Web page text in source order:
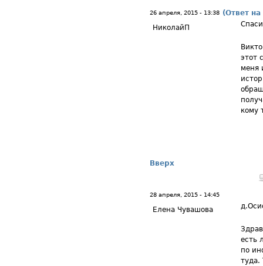
26 апреля, 2015 - 13:38 (Ответ
НиколайП
этот
меня
кому
Вверх
28 апреля, 2015 - 14:45
Елена Чувашова
есть
по
туда.